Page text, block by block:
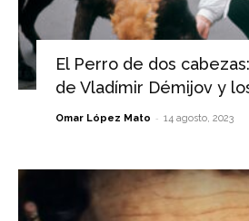
El Perro de dos
de Vladímir Démijov y
Omar López Mato - 14 agosto, 2023